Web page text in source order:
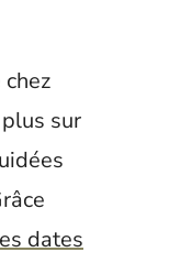
sur
dates